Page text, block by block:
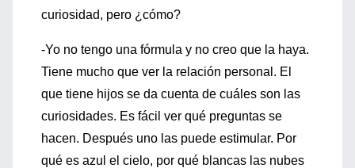
curiosidad, pero ¿cómo?
-Yo no tengo una fórmula y no creo que la haya.
Tiene mucho que ver la relación personal. El
que tiene hijos se da cuenta de cuáles son las
curiosidades. Es fácil ver qué preguntas se
hacen. Después uno las puede estimular. Por
qué es azul el cielo, por qué blancas las nubes